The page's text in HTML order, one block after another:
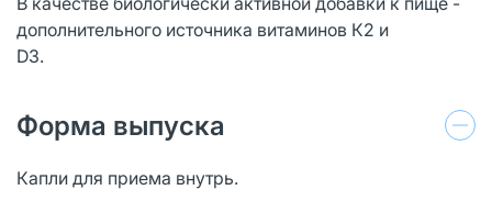
дополнительного источника витаминов К2 и
D3.
Форма выпуска
Капли для приема внутрь.